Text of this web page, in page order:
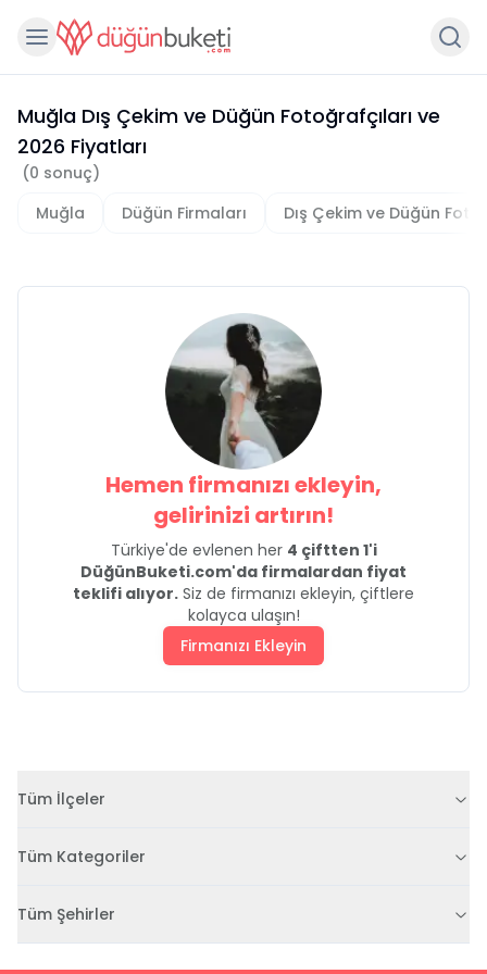
Muğla Dış Çekim ve Düğün Fotoğrafçıları ve
2026 Fiyatları
(0 sonuç)
Muğla
Düğün Firmaları Dış Çekim ve Düğün
Hemen firmanızı ekleyin,
gelirinizi artırın!
Türkiye'de evlenen her 4 çiftten 1'i
DüğünBuketi.com'da firmalardan fiyat
teklifi alıyor. Siz de firmanızı ekleyin, çiftlere
kolayca ulaşın!
Firmanızı Ekleyin
Tüm İlçeler
Tüm Kategoriler
Tüm Şehirler